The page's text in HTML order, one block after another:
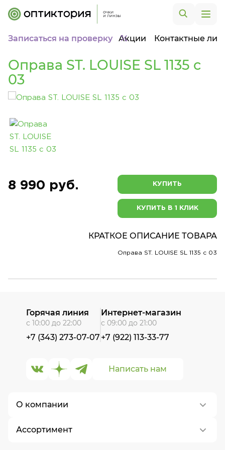
Записаться на проверку Акции Контактные
Оправа ST. LOUISE SL 1135 c
03
8 990 руб. КУПИТЬ
КУПИТЬ В 1 КЛИК
КРАТКОЕ ОПИСАНИЕ ТОВАРА
Оправа ST. LOUISE SL 1135 c 03
О компании
О нас
Ассортимент
Написать нам
Горячая линия
с 10:00 до 22:00
+7 (343) 273-07-07
Интернет-магазин
с 09:00 до 21:00
+7 (922) 113-33-77